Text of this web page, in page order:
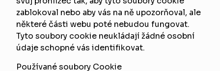
zablokoval nebo aby vás na ně upozorňoval, ale
některé části webu poté nebudou fungovat.
Tyto soubory cookie neukládají žádné osobní
údaje schopné vás identifikovat.
Používané soubory Cookie